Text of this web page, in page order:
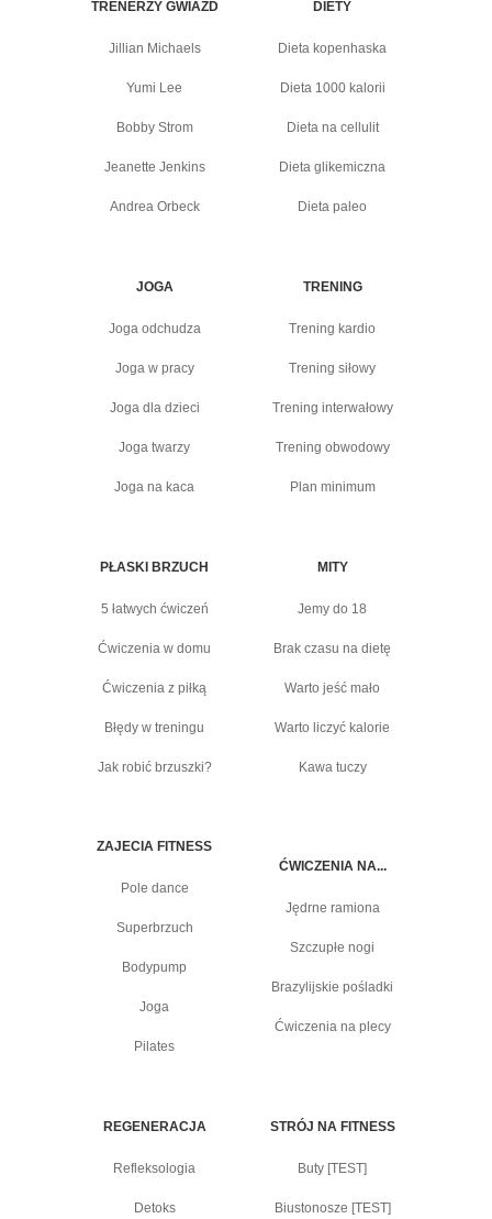
TRENERZY GWIAZD
Jillian Michaels
Yumi Lee
Bobby Strom
Jeanette Jenkins
Andrea Orbeck
DIETY
Dieta kopenhaska
Dieta 1000 kalorii
Dieta na cellulit
Dieta glikemiczna
Dieta paleo
JOGA
Joga odchudza
Joga w pracy
Joga dla dzieci
Joga twarzy
Joga na kaca
TRENING
Trening kardio
Trening siłowy
Trening interwałowy
Trening obwodowy
Plan minimum
PŁASKI BRZUCH
5 łatwych ćwiczeń
Ćwiczenia w domu
Ćwiczenia z piłką
Błędy w treningu
Jak robić brzuszki?
MITY
Jemy do 18
Brak czasu na dietę
Warto jeść mało
Warto liczyć kalorie
Kawa tuczy
ZAJECIA FITNESS
Pole dance
Superbrzuch
Bodypump
Joga
Pilates
ĆWICZENIA NA...
Jędrne ramiona
Szczupłe nogi
Brazylijskie pośladki
Ćwiczenia na plecy
REGENERACJA
Refleksologia
Detoks
STRÓJ NA FITNESS
Buty [TEST]
Biustonosze [TEST]